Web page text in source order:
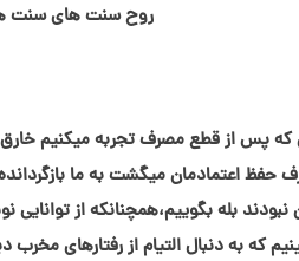
روح سنت های سنت
که پس از قطع مصرف تجربه ميكنيم خارق
حفظ اعتمادمان میگشت به ما
بله بگوییم،همچنانکه از
که به دنبال التیام از رفتارهای